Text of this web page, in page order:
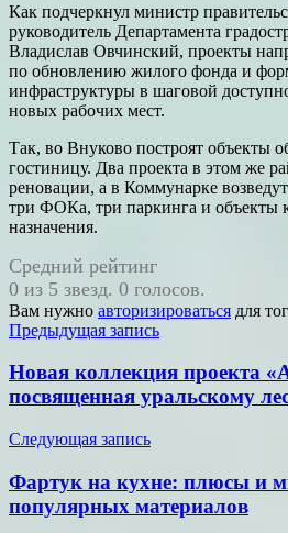
Как подчеркнул министр
руководитель Департамента
Владислав Овчинский, проекты
по обновлению жилого фонда и
инфраструктуры в шаговой
новых рабочих мест.
Так, во Внуково построят объекты
гостиницу. Два проекта в этом же
реновации, а в Коммунарке
три ФОКа, три паркинга и объекты
назначения.
Средний рейтинг
0 из 5 звезд. 0 голосов.
Вам нужно авторизироваться для
Навигация
по
записям
Предыдущая запись
Новая коллекция проекта
посвященная уральскому
Следующая запись
Фартук на кухне: плюсы и
популярных материалов